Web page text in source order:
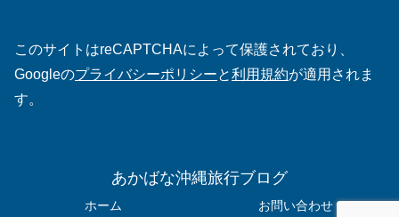
このサイトはreCAPTCHAによって保護されており、
Googleのプライバシーポリシーと利用規約が適用されま
す。
あかばな沖縄旅行ブログ
ホーム お問い合わせ